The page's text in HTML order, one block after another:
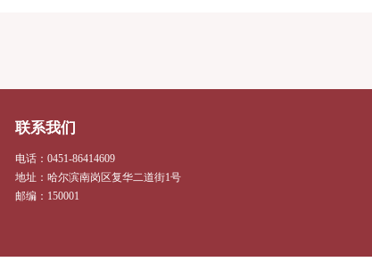
联系我们
电话：0451-86414609
地址：哈尔滨南岗区复华二道街1号
邮编：150001